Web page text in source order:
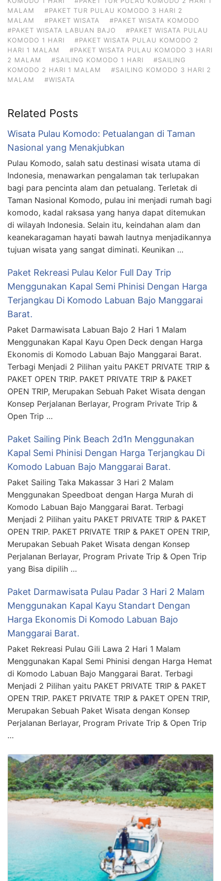
MALAM
#PAKET TUR PULAU KOMODO 3 HARI 2
MALAM
#PAKET WISATA
#PAKET WISATA KOMODO
#PAKET WISATA LABUAN BAJO
#PAKET WISATA PULAU
KOMODO 1 HARI
#PAKET WISATA PULAU KOMODO 2
HARI 1 MALAM
#PAKET WISATA PULAU KOMODO 3 HARI
2 MALAM
#SAILING KOMODO 1 HARI
#SAILING
KOMODO 2 HARI 1 MALAM
#SAILING KOMODO 3 HARI 2
MALAM
#WISATA
Related Posts
Wisata Pulau Komodo: Petualangan di Taman
Nasional yang Menakjubkan
Pulau Komodo, salah satu destinasi wisata utama di
Indonesia, menawarkan pengalaman tak terlupakan
bagi para pencinta alam dan petualang. Terletak di
Taman Nasional Komodo, pulau ini menjadi rumah bagi
komodo, kadal raksasa yang hanya dapat ditemukan
di wilayah Indonesia. Selain itu, keindahan alam dan
keanekaragaman hayati bawah lautnya menjadikannya
tujuan wisata yang sangat diminati. Keunikan …
Paket Rekreasi Pulau Kelor Full Day Trip
Menggunakan Kapal Semi Phinisi Dengan Harga
Terjangkau Di Komodo Labuan Bajo Manggarai
Barat.
Paket Darmawisata Labuan Bajo 2 Hari 1 Malam
Menggunakan Kapal Kayu Open Deck dengan Harga
Ekonomis di Komodo Labuan Bajo Manggarai Barat.
Terbagi Menjadi 2 Pilihan yaitu PAKET PRIVATE TRIP &
PAKET OPEN TRIP. PAKET PRIVATE TRIP & PAKET
OPEN TRIP, Merupakan Sebuah Paket Wisata dengan
Konsep Perjalanan Berlayar, Program Private Trip &
Open Trip …
Paket Sailing Pink Beach 2d1n Menggunakan
Kapal Semi Phinisi Dengan Harga Terjangkau Di
Komodo Labuan Bajo Manggarai Barat.
Paket Sailing Taka Makassar 3 Hari 2 Malam
Menggunakan Speedboat dengan Harga Murah di
Komodo Labuan Bajo Manggarai Barat. Terbagi
Menjadi 2 Pilihan yaitu PAKET PRIVATE TRIP & PAKET
OPEN TRIP. PAKET PRIVATE TRIP & PAKET OPEN TRIP,
Merupakan Sebuah Paket Wisata dengan Konsep
Perjalanan Berlayar, Program Private Trip & Open Trip
yang Bisa dipilih …
Paket Darmawisata Pulau Padar 3 Hari 2 Malam
Menggunakan Kapal Kayu Standart Dengan
Harga Ekonomis Di Komodo Labuan Bajo
Manggarai Barat.
Paket Rekreasi Pulau Gili Lawa 2 Hari 1 Malam
Menggunakan Kapal Semi Phinisi dengan Harga Hemat
di Komodo Labuan Bajo Manggarai Barat. Terbagi
Menjadi 2 Pilihan yaitu PAKET PRIVATE TRIP & PAKET
OPEN TRIP. PAKET PRIVATE TRIP & PAKET OPEN TRIP,
Merupakan Sebuah Paket Wisata dengan Konsep
Perjalanan Berlayar, Program Private Trip & Open Trip
…